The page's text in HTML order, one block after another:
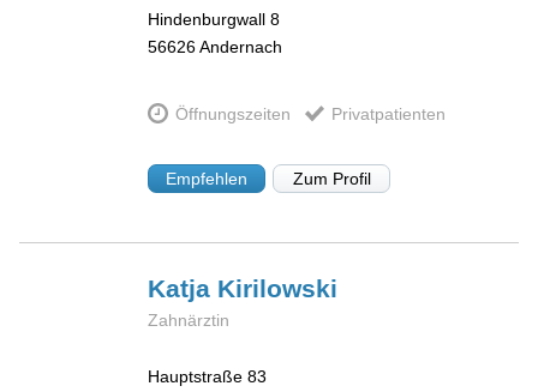
Hindenburgwall 8
56626Andernach
Öffnungszeiten Privatpatienten
Empfehlen Zum Profil
Katja Kirilowski
Zahnärztin
Hauptstraße 83